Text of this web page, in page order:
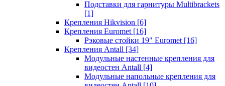
Подставки для гарнитуры Multibrackets
[1]
Крепления Hikvision [6]
Крепления Euromet [16]
Рэковые стойки 19" Euromet [16]
Крепления Antall [34]
Модульные настенные крепления для
видеостен Antall [4]
Модульные напольные крепления для